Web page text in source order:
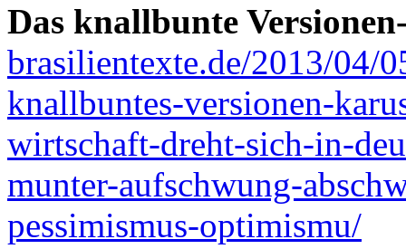
Das knallbunte
brasilientexte.de/2013/04/
knallbuntes-versionen-
wirtschaft-dreht-sich-in-
munter-aufschwung-
pessimismus-optimismu/